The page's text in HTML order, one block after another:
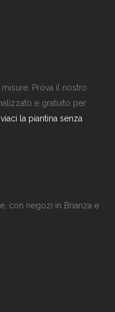
Prova il nostro
e gratuito per
la piantina senza
con negozi in Brianza e